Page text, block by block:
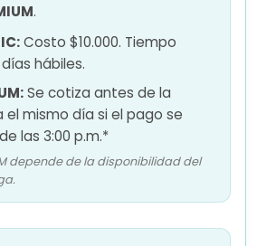
.
Costo $10.000. Tiempo
hábiles.
Se cotiza antes de la
el mismo día si el pago se
las 3:00 p.m.*
depende de la disponibilidad del